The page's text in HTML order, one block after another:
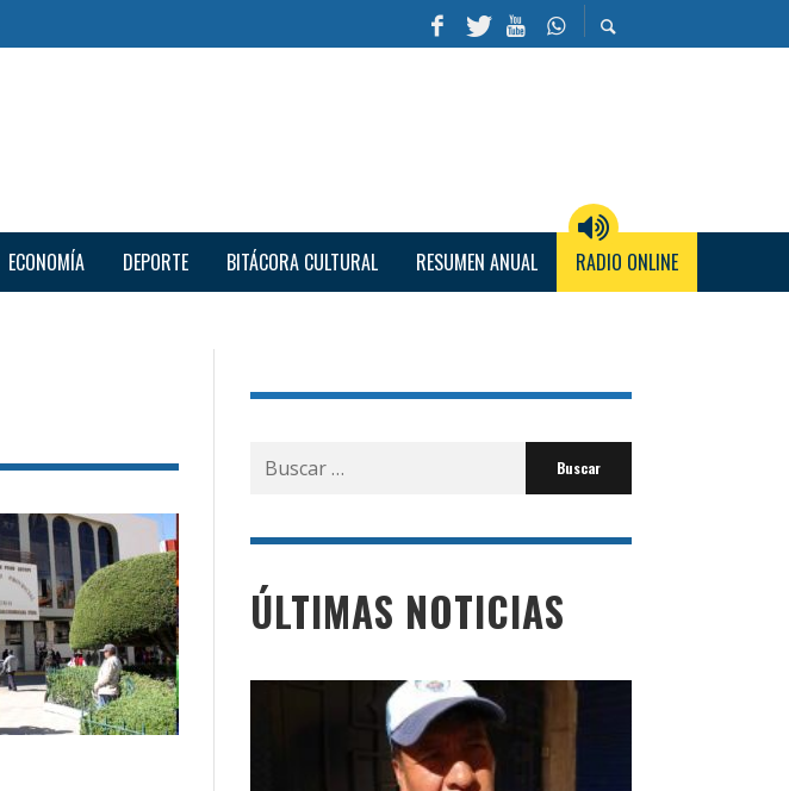
ECONOMÍA DEPORTE BITÁCORA CULTURAL RESUMEN ANUAL RADIO ONLINE
Buscar
por:
ÚLTIMAS NOTICIAS